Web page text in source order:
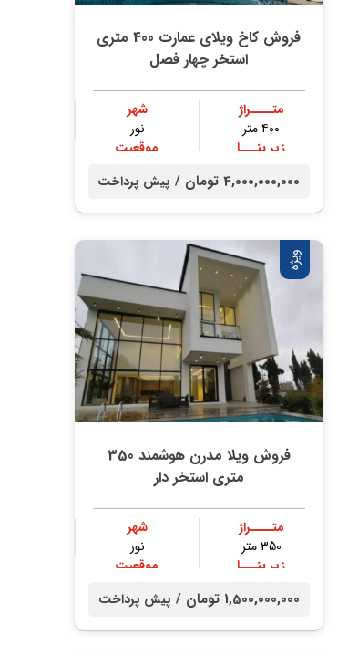
فروش کاخ ویلای عمارت 400 متری
استخر چهار فصل
متــــراژ
۴۰۰ متر
شهر
نور
زیر بنـــا
موقعیت
4,000,000,000 تومان / پیش پرداخت
ویژه
فروش ویلا مدرن هوشمند 350
متری استخر دار
متــــراژ
350 متر
شهر
نور
زیر بنـــا
موقعیت
1,500,000,000 تومان / پیش پرداخت